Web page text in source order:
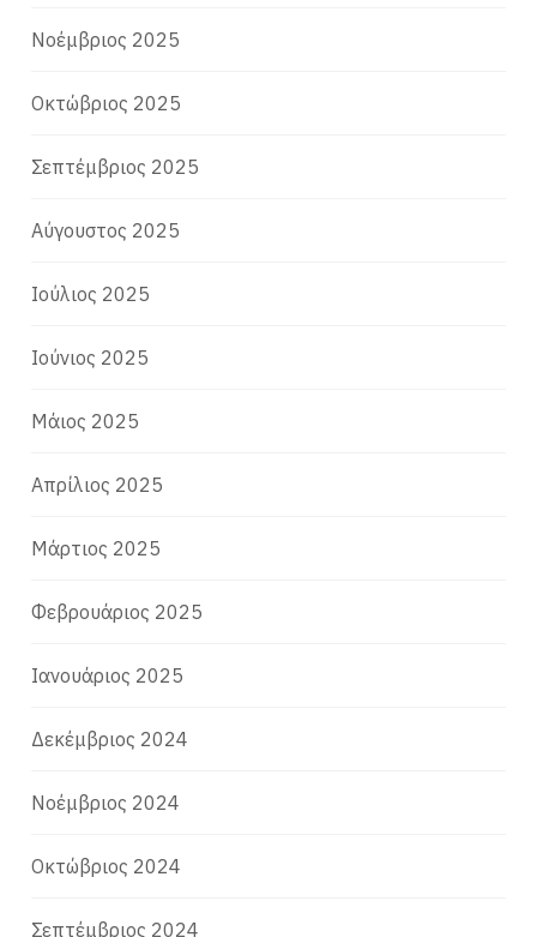
Νοέμβριος 2025
Οκτώβριος 2025
Σεπτέμβριος 2025
Αύγουστος 2025
Ιούλιος 2025
Ιούνιος 2025
Μάιος 2025
Απρίλιος 2025
Μάρτιος 2025
Φεβρουάριος 2025
Ιανουάριος 2025
Δεκέμβριος 2024
Νοέμβριος 2024
Οκτώβριος 2024
Σεπτέμβριος 2024